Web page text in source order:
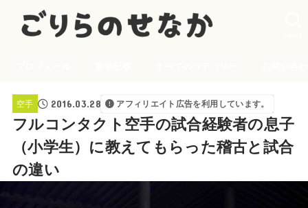
空手 2016.03.28 アフィリエイト広告を利用しています。
フルコンタクト空手の試合経験者の息子
（小学生）に教えてもらった稽古と試合
の違い